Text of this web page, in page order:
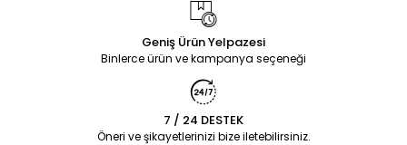
Geniş Ürün Yelpazesi
Binlerce ürün ve kampanya seçeneği
7 / 24 DESTEK
Öneri ve şikayetlerinizi bize iletebilirsiniz.